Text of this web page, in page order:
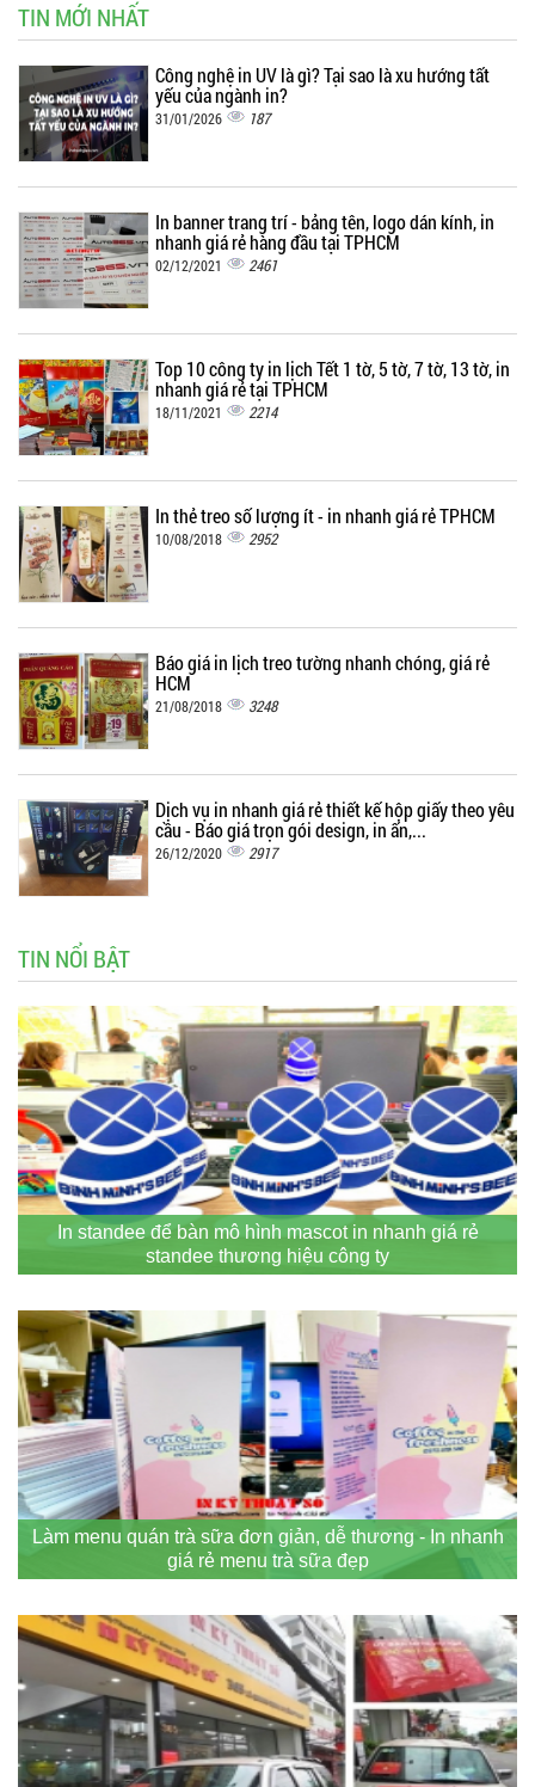
TIN MỚI NHẤT
Công nghệ in UV là gì? Tại sao là xu hướng tất
yếu của ngành in?
31/01/2026 187
In banner trang trí - bảng tên, logo dán kính, in
nhanh giá rẻ hàng đầu tại TPHCM
02/12/2021 2461
Top 10 công ty in lịch Tết 1 tờ, 5 tờ, 7 tờ, 13 tờ, in
nhanh giá rẻ tại TPHCM
18/11/2021 2214
In thẻ treo số lượng ít - in nhanh giá rẻ TPHCM
10/08/2018 2952
Báo giá in lịch treo tường nhanh chóng, giá rẻ
HCM
21/08/2018 3248
Dịch vụ in nhanh giá rẻ thiết kế hộp giấy theo yêu
cầu - Báo giá trọn gói design, in ấn,...
26/12/2020 2917
TIN NỔI BẬT
In standee để bàn mô hình mascot in nhanh giá rẻ
standee thương hiệu công ty
Làm menu quán trà sữa đơn giản, dễ thương - In nhanh
giá rẻ menu trà sữa đẹp